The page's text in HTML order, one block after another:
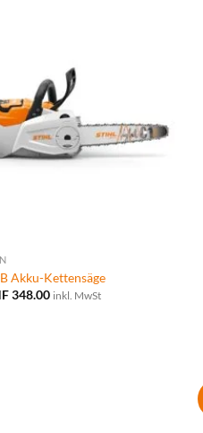
Akku-Kettensäge
348.00Preisspanne:
inkl. MwSt